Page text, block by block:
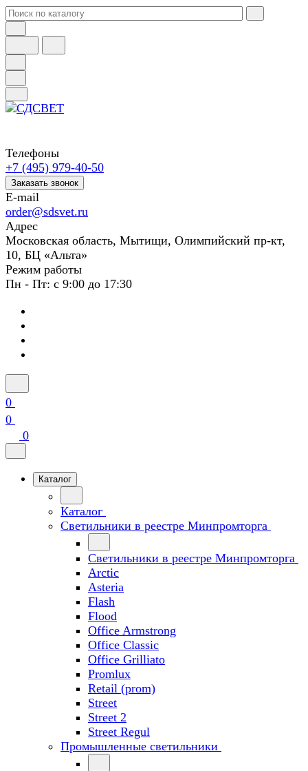
Телефоны
+7 (495) 979-40-50
Заказать звонок
E-mail
order@sdsvet.ru
Адрес
Московская область, Мытищи, Олимпийский пр-кт,
10, БЦ «Альта»
Режим работы
Пн - Пт: с 9:00 до 17:30
0
0
0
Каталог
Каталог
Светильники в реестре Минпромторга
Светильники в реестре Минпромторга
Arctic
Asteria
Flash
Flood
Office Armstrong
Office Classic
Office Grilliato
Promlux
Retail (prom)
Street
Street 2
Street Regul
Промышленные светильники